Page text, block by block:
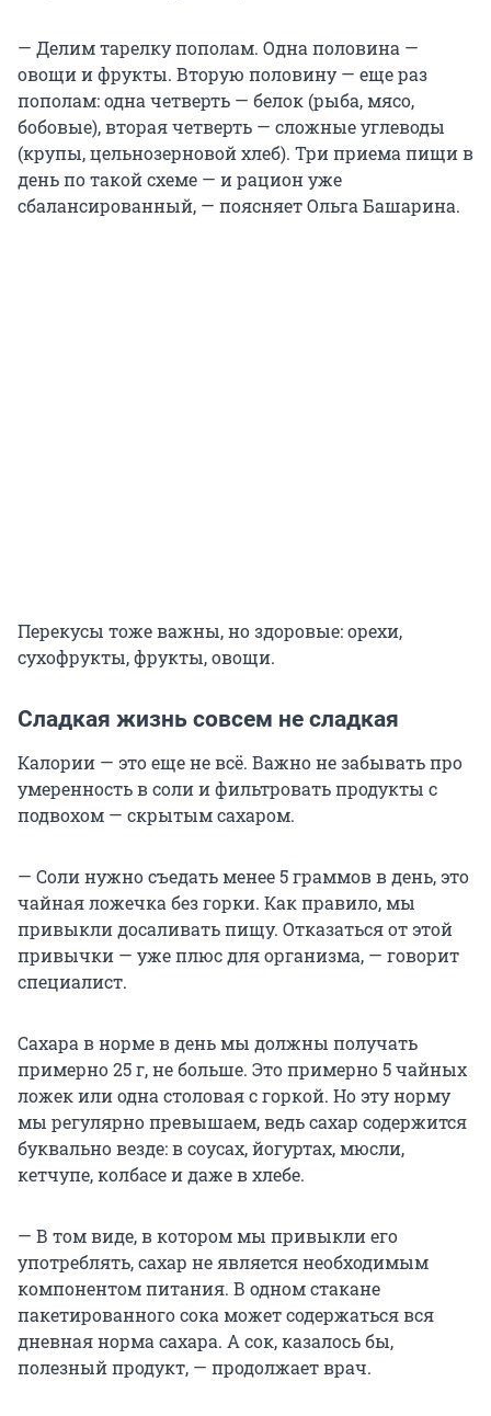
— Делим тарелку пополам. Одна половина —
овощи и фрукты. Вторую половину — еще раз
пополам: одна четверть — белок (рыба, мясо,
бобовые), вторая четверть — сложные углеводы
(крупы, цельнозерновой хлеб). Три приема пищи в
день по такой схеме — и рацион уже
сбалансированный, — поясняет Ольга Башарина.
Перекусы тоже важны, но здоровые: орехи,
сухофрукты, фрукты, овощи.
Сладкая жизнь совсем не сладкая
Калории — это еще не всё. Важно не забывать про
умеренность в соли и фильтровать продукты с
подвохом — скрытым сахаром.
— Соли нужно съедать менее 5 граммов в день, это
чайная ложечка без горки. Как правило, мы
привыкли досаливать пищу. Отказаться от этой
привычки — уже плюс для организма, — говорит
специалист.
Сахара в норме в день мы должны получать
примерно 25 г, не больше. Это примерно 5 чайных
ложек или одна столовая с горкой. Но эту норму
мы регулярно превышаем, ведь сахар содержится
буквально везде: в соусах, йогуртах, мюсли,
кетчупе, колбасе и даже в хлебе.
— В том виде, в котором мы привыкли его
употреблять, сахар не является необходимым
компонентом питания. В одном стакане
пакетированного сока может содержаться вся
дневная норма сахара. А сок, казалось бы,
полезный продукт, — продолжает врач.